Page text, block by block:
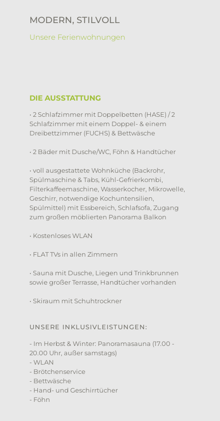
MODERN, STILVOLL
Unsere Ferienwohnungen
DIE AUSSTATTUNG
• 2 Schlafzimmer mit Doppelbetten (HASE) / 2
Schlafzimmer mit einem Doppel- & einem
Dreibettzimmer (FUCHS) & Bettwäsche
• 2 Bäder mit Dusche/WC, Föhn & Handtücher
• voll ausgestattete Wohnküche (Backrohr,
Spülmaschine & Tabs, Kühl-Gefrierkombi,
Filterkaffeemaschine, Wasserkocher, Mikrowelle,
Geschirr, notwendige Kochuntensilien,
Spülmittel) mit Essbereich, Schlafsofa, Zugang
zum großen möblierten Panorama Balkon
• Kostenloses WLAN
• FLAT TVs in allen Zimmern
• Sauna mit Dusche, Liegen und Trinkbrunnen
sowie großer Terrasse, Handtücher vorhanden
• Skiraum mit Schuhtrockner
UNSERE INKLUSIVLEISTUNGEN:
- Im Herbst & Winter: Panoramasauna (17.00 -
20.00 Uhr, außer samstags)
- WLAN
- Brötchenservice
- Bettwäsche
- Hand- und Geschirrtücher
- Föhn